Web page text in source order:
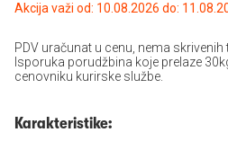
Akcija važi od: 10.08.2026 do:
PDV uračunat u cenu, nema skrivenih
Isporuka porudžbina koje prelaze
cenovniku kurirske službe.
Karakteristike: